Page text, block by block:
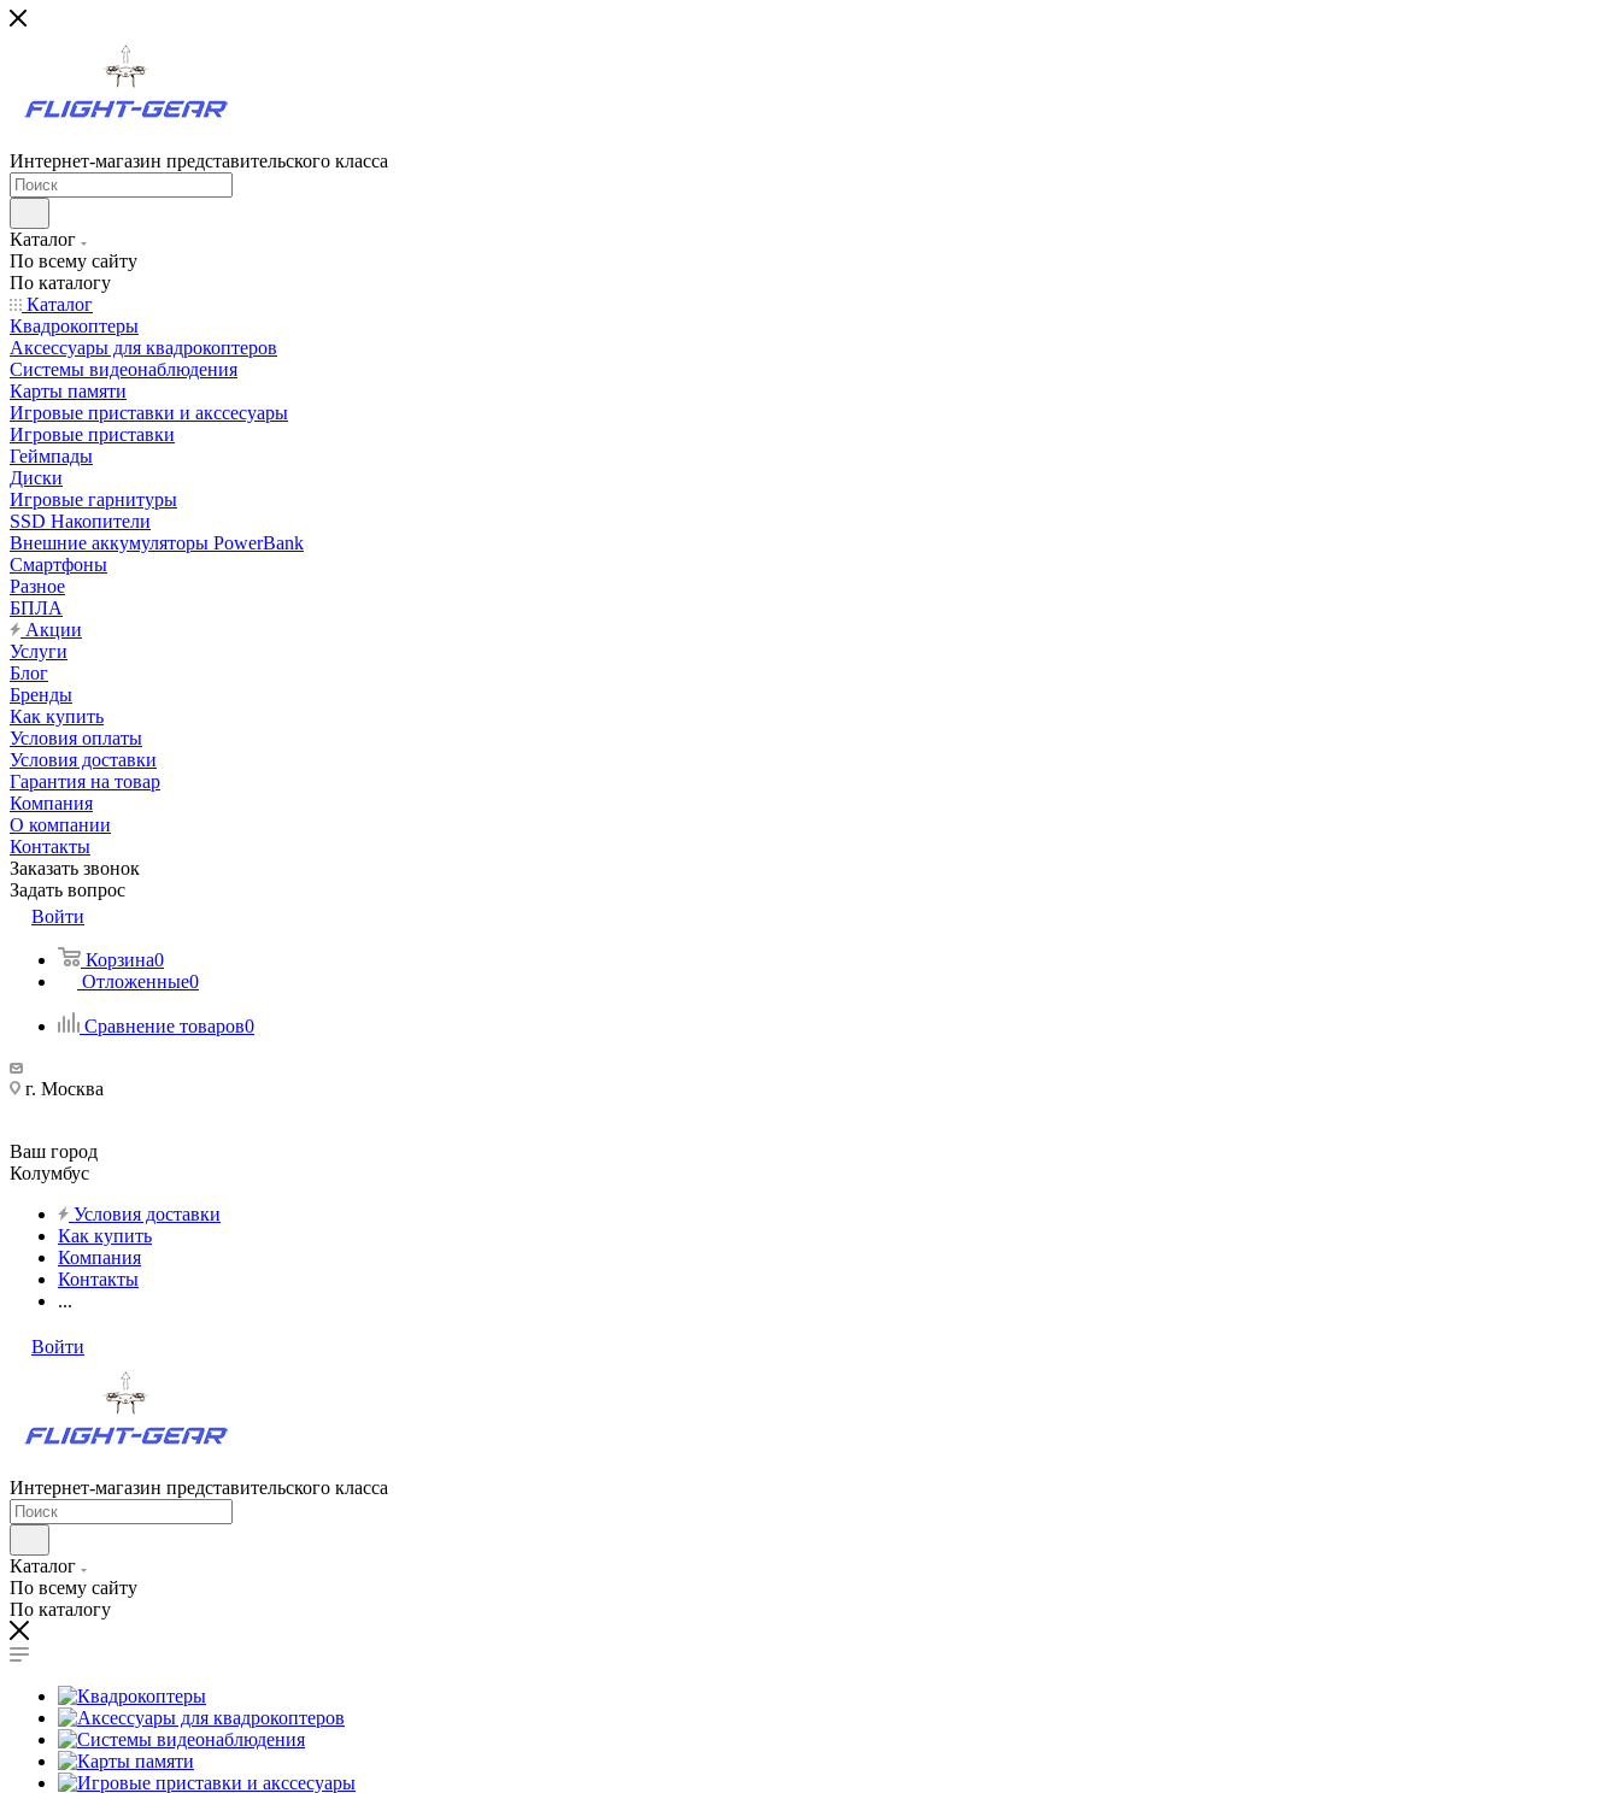
Интернет-магазин представительского класса
Каталог
По всему сайту
По каталогу
Каталог
Квадрокоптеры
Аксессуары для квадрокоптеров
Системы видеонаблюдения
Карты памяти
Игровые приставки и акссесуары
Игровые приставки
Геймпады
Диски
Игровые гарнитуры
SSD Накопители
Внешние аккумуляторы PowerBank
Смартфоны
Разное
БПЛА
Акции
Услуги
Блог
Бренды
Как купить
Условия оплаты
Условия доставки
Гарантия на товар
Компания
О компании
Контакты
Заказать звонок
Задать вопрос
Войти
Корзина0
Отложенные0
Сравнение товаров0
г. Москва
Ваш город
Колумбус
Условия доставки
Как купить
Компания
Контакты
...
Войти
Интернет-магазин представительского класса
Каталог
По всему сайту
По каталогу